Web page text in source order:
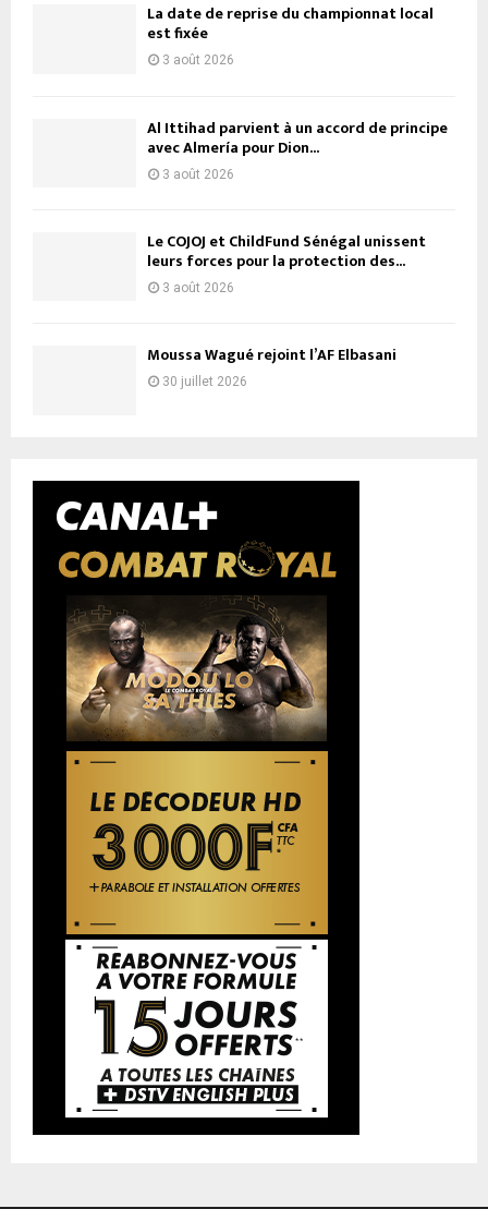
La date de reprise du championnat local
est fixée
3 août 2026
Al Ittihad parvient à un accord de principe
avec Almería pour Dion...
3 août 2026
Le COJOJ et ChildFund Sénégal unissent
leurs forces pour la protection des...
3 août 2026
Moussa Wagué rejoint l’AF Elbasani
30 juillet 2026